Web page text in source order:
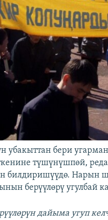
убакыттан бери
түшүнүшпөй,
билдиришүүдө. Нарын
берүүлөрү угулбай
дайыма угуп